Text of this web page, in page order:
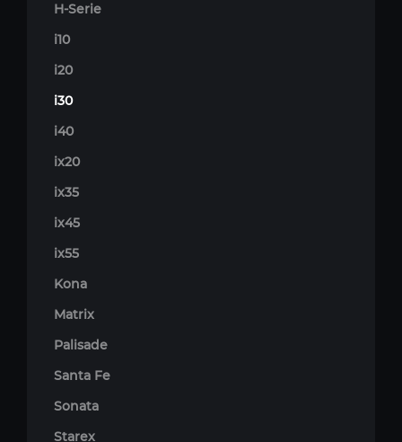
H-Serie
i10
i20
i30
i40
ix20
ix35
ix45
ix55
Kona
Matrix
Palisade
Santa Fe
Sonata
Starex